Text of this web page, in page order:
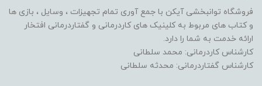
فروشگاه توانبخشی آیکن با جمع آوری تمام تجهیزات ، وسایل ، بازی ها
و کتاب های مربوط به کلینیک های کاردرمانی و گفتاردرمانی افتخار
ارائه خدمت به شما را دارد.
کارشناس کاردرمانی: محمد سلطانی
کارشناس گفتاردرمانی: محدثه سلطانی